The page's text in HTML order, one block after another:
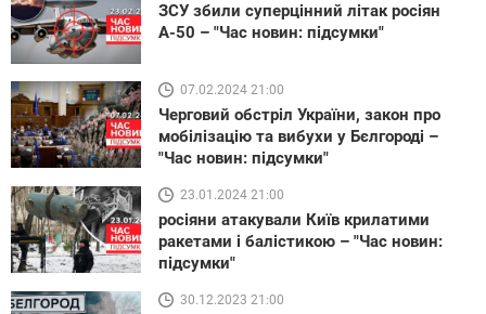
ЗСУ збили суперцінний літак росіян
А-50 – "Час новин: підсумки"
07.02.2024 21:00
Черговий обстріл України, закон про
мобілізацію та вибухи у Бєлгороді –
"Час новин: підсумки"
23.01.2024 21:00
росіяни атакували Київ крилатими
ракетами і балістикою – "Час новин:
підсумки"
30.12.2023 21:00